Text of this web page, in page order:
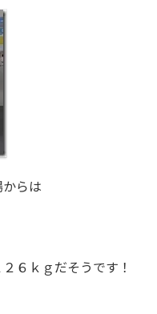
らは
６ｋｇだそうです！